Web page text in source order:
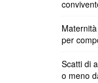
per
Scatti di
o meno